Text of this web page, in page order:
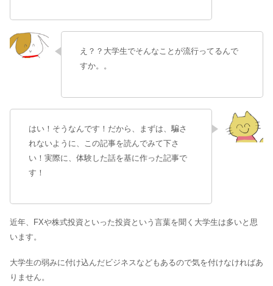
え？？大学生でそんなことが流行ってるんで
すか。。
はい！そうなんです！だから、まずは、騙さ
れないように、この記事を読んでみて下さ
い！実際に、体験した話を基に作った記事で
す！
近年、FXや株式投資といった投資という言葉を聞く大学生は多いと思
います。
大学生の弱みに付け込んだビジネスなどもあるので気を付けなければあ
りません。